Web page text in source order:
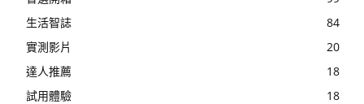
生活智誌
84
實測影片
20
達人推薦
18
試用體驗
18